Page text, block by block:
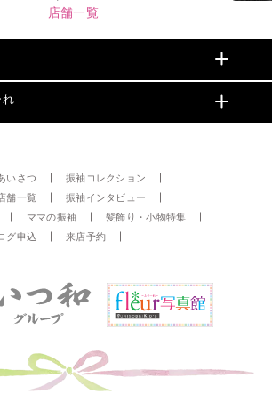
店舗一覧
いさつ
振袖コレクション
舗一覧
振袖インタビュー
ママの振袖
髪飾り・小物特集
グ申込 来店予約